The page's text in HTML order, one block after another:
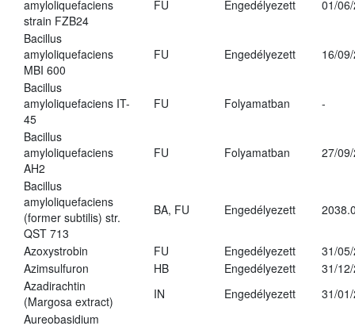
amyloliquefaciens
strain FZB24
FU Engedélyezett 01/
Bacillus
amyloliquefaciens
MBI 600
FU Engedélyezett 16/
Bacillus
amyloliquefaciens IT-
45
FU Folyamatban -
Bacillus
amyloliquefaciens
AH2
FU Folyamatban 27/
Bacillus
amyloliquefaciens
(former subtilis) str.
QST 713
BA, FU Engedélyezett
Azoxystrobin FU Engedélyezett
31/
Azimsulfuron
HB Engedélyezett
31/
Azadirachtin
(Margosa extract)
IN Engedélyezett
31/
Aureobasidium